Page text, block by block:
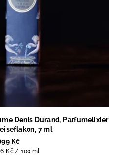
Denis Durand, Parfumelixier
7 ml
Kč
Kč / 100 ml